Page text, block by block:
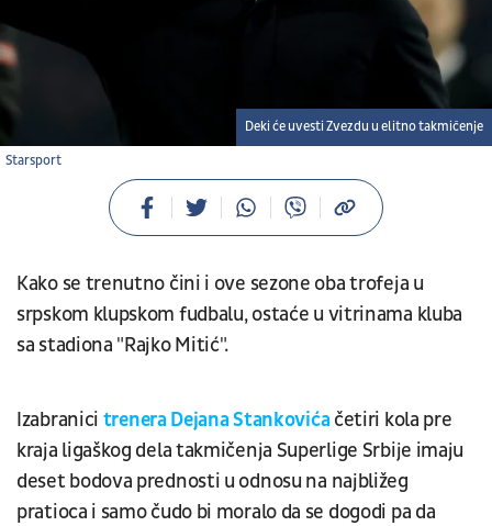
Starsport
Deki će uvesti Zvezdu u elitno takmičenje
Kako se trenutno čini i ove sezone oba trofeja u
srpskom klupskom fudbalu, ostaće u vitrinama kluba
sa stadiona "Rajko Mitić".
Izabranici trenera Dejana Stankovićačetiri kola pre
kraja ligaškog dela takmičenja Superlige Srbije imaju
deset bodova prednosti u odnosu na najbližeg
pratioca i samo čudo bi moralo da se dogodi pa da